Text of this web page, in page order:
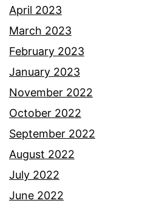
April 2023
March 2023
February 2023
January 2023
November 2022
October 2022
September 2022
August 2022
July 2022
June 2022